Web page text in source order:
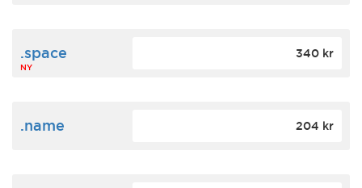
.space
NY
340 kr
.name 204 kr